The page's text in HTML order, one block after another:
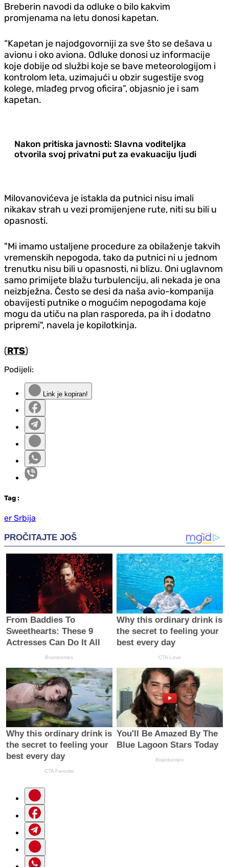
Breberin navodi da odluke o bilo kakvim
promjenama na letu donosi kapetan.
“Kapetan je najodgovorniji za sve što se dešava u
avionu i oko aviona. Odluke donosi uz informacije
koje dobije od službi koje se bave meteorologijom i
kontrolom leta, uzimajući u obzir sugestije svog
kolege, mlađeg prvog oficira”, objasnio je i sam
kapetan.
Nakon pritiska javnosti: Slavna voditeljka
otvorila svoj privatni put za evakuaciju ljudi
Milovanovićeva je istakla da putnici nisu imali
nikakav strah u vezi promijenjene rute, niti su bili u
opasnosti.
"Mi imamo ustaljene procedure za obilaženje takvih
vremenskih nepogoda, tako da putnici ni u jednom
trenutku nisu bili u opasnosti, ni blizu. Oni uglavnom
samo primijete blažu turbulenciju, ali nekada je ona
neizbježna. Često se desi da naša avio-kompanija
obavijesti putnike o mogućim nepogodama koje
mogu da utiču na plan rasporeda, pa ih i dodatno
pripremi", navela je kopilotkinja.
(RTS)
Podijeli:
Link je kopiran!
Tag :
er Srbija